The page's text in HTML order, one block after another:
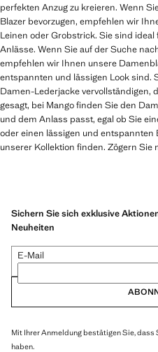
perfekten Anzug zu kreieren. Wenn
Blazer bevorzugen, empfehlen wir
Leinen oder Grobstrick. Sie sind
Anlässe. Wenn Sie auf der Suche
empfehlen wir Ihnen unsere
entspannten und lässigen Look sind.
Damen-Lederjacke vervollständigen,
gesagt, bei Mango finden Sie den
und dem Anlass passt, egal ob Sie
oder einen lässigen und entspannten
unserer Kollektion finden. Zögern Sie
Sichern Sie sich exklusive
Neuheiten
E-Mail
Mit Ihrer Anmeldung bestätigen Sie, dass
haben.